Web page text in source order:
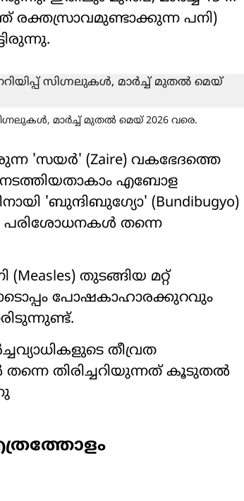
രക്തസ്രാവമുണ്ടാക്കുന്ന പനി)
മാർച്ച് മുതൽ മെയ് 2026 വരെ.
'സയർ' (Zaire) വകഭേദത്തെ
നടത്തിയതാകാം എബോള
'ബുന്ദിബുഗ്യോ' (Bundibugyo)
പരിശോധനകൾ തന്നെ
തുടങ്ങിയ മറ്റ്
പോഷകാഹാരക്കുറവും
തീവ്രത
തന്നെ തിരിച്ചറിയുന്നത് കൂടുതൽ